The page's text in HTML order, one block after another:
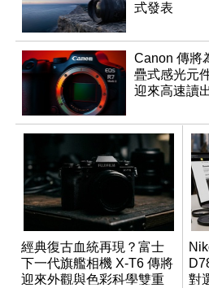
式發表
Canon 傳將
疊式感光元
迎來高速讀
經典復古血統再現？富士
下一代旗艦相機 X-T6 傳將
迎來外觀與色彩科學雙重
對